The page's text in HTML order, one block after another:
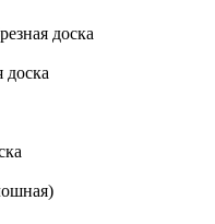
доска
доска